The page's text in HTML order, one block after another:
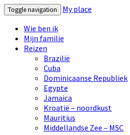
Toggle navigation
My place
Wie ben ik
Mijn familie
Reizen
Brazilië
Cuba
Dominicaanse Republiek
Egypte
Jamaica
Kroatië – noordkust
Mauritius
Middellandse Zee – MSC